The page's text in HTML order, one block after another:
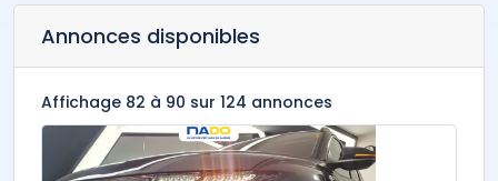
Annonces disponibles
Affichage 82 à 90 sur 124 annonces